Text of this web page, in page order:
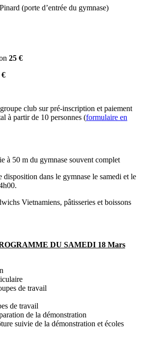
(porte d’entrée du gymnase)
25 €
€
club sur pré-inscription et paiement
à partir de 10 personnes (formulaire en
à 50 m du gymnase souvent complet
disposition dans le gymnase le samedi et le
Vietnamiens, pâtisseries et boissons
DU SAMEDI 18 Mars
de travail
de travail
de la démonstration
suivie de la démonstration et écoles